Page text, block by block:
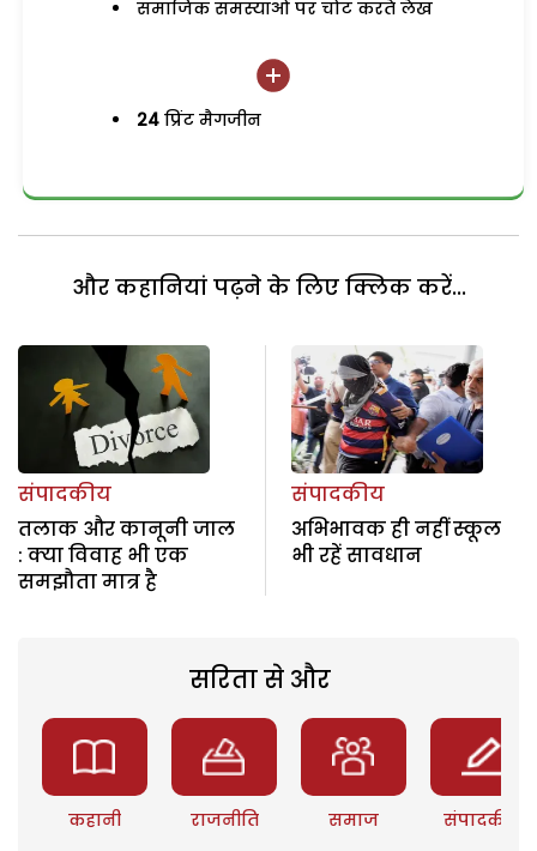
समाजिक समस्याओं पर चोट करते लेख
24 प्रिंट मैगजीन
और कहानियां पढ़ने के लिए क्लिक करें...
संपादकीय
तलाक और कानूनी जाल
: क्या विवाह भी एक
समझौता मात्र है
संपादकीय
अभिभावक ही नहीं स्कूल
भी रहें सावधान
सरिता से और
कहानी राजनीति समाज संपादकीय